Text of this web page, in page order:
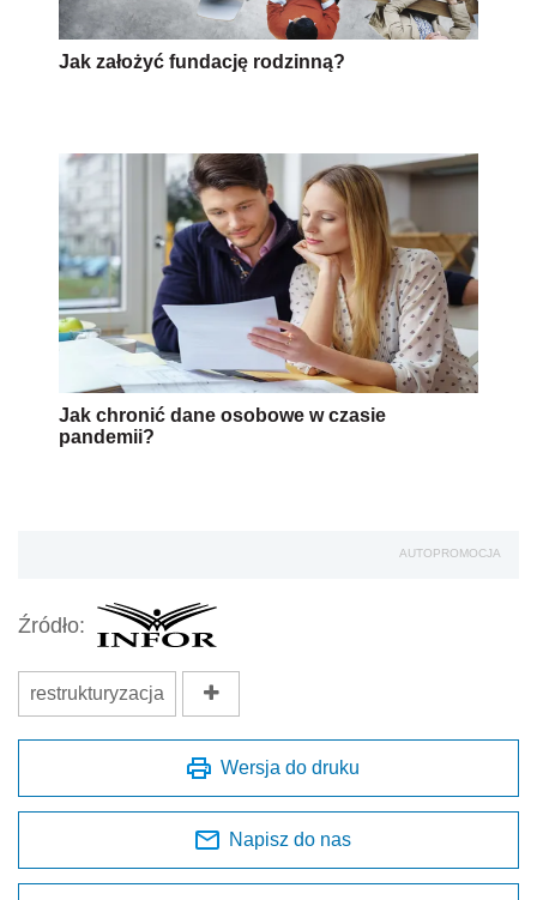
Jak założyć fundację rodzinną?
Jak chronić dane osobowe w czasie
pandemii?
AUTOPROMOCJA
Źródło:
restrukturyzacja
Wersja do druku
Napisz do nas